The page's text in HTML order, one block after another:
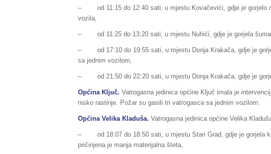
– od 11:15 do 12:40 sati, u mjestu Kovačevići, gdje je gorjelo
vozila,
– od 11:25 do 13:20 sati, u mjestu Nuhići, gdje je gorjela
– od 17:10 do 19:55 sati, u mjestu Donja Krakača, gdje je
sa jednim vozilom,
– od 21:50 do 22:20 sati, u mjestu Donja Krakača, gdje je
Općina Ključ. Vatrogasna jedinica općine Ključ imala je
nisko rastinje. Požar su gasili tri vatrogasca sa jednim vozilom.
Općina Velika Kladuša. Vatrogasna jedinica općine Velika
– od 18:07 do 18:50 sati, u mjestu Stari Grad, gdje je gorjela
pričinjena je manja materijalna šteta,